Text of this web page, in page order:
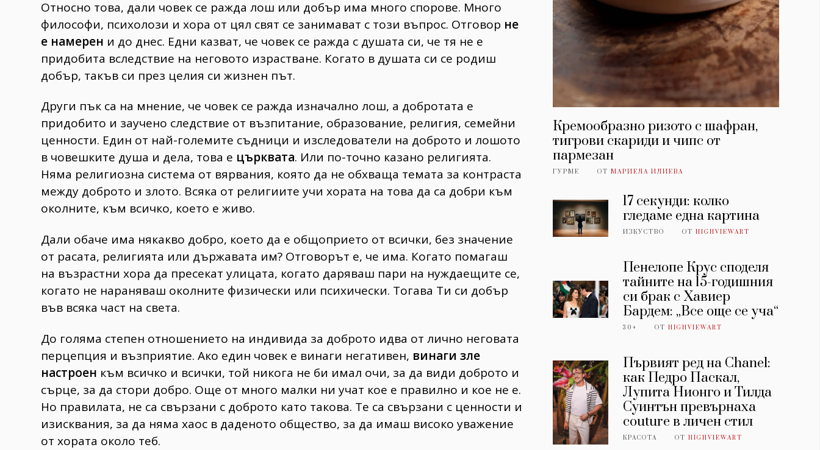
Относно това, дали човек се ражда лош или добър има много спорове. Много
философи, психолози и хора от цял свят се занимават с този въпрос. Отговор не
е намерен и до днес. Едни казват, че човек се ражда с душата си, че тя не е
придобита вследствие на неговото израстване. Когато в душата си се родиш
добър, такъв си през целия си жизнен път.
Други пък са на мнение, че човек се ражда изначално лош, а добротата е
придобито и заучено следствие от възпитание, образование, религия, семейни
ценности. Един от най-големите съдници и изследователи на доброто и лошото
в човешките душа и дела, това е църквата. Или по-точно казано религията.
Няма религиозна система от вярвания, която да не обхваща темата за контраста
между доброто и злото. Всяка от религиите учи хората на това да са добри към
околните, към всичко, което е живо.
Дали обаче има някакво добро, което да е общоприето от всички, без значение
от расата, религията или държавата им? Отговорът е, че има. Когато помагаш
на възрастни хора да пресекат улицата, когато даряваш пари на нуждаещите се,
когато не нараняваш околните физически или психически. Тогава Ти си добър
във всяка част на света.
До голяма степен отношението на индивида за доброто идва от лично неговата
перцепция и възприятие. Ако един човек е винаги негативен, винаги зле
настроен към всичко и всички, той никога не би имал очи, за да види доброто и
сърце, за да стори добро. Още от много малки ни учат кое е правилно и кое не е.
Но правилата, не са свързани с доброто като такова. Те са свързани с ценности и
изисквания, за да няма хаос в даденото общество, за да имаш високо уважение
от хората около теб.
Кремообразно ризото с шафран,
тигрови скариди и чипс от
пармезан
ГУРМЕ ОТ МАРИЕЛА ИЛИЕВА
17 секунди: колко
гледаме една картина
ИЗКУСТВО ОТHIGHVIEWART
Пенелопе Крус споделя
тайните на 15-годишния
си брак с Хавиер
Бардем: „Все още се уча“
30+ ОТHIGHVIEWART
Първият ред на Chanel:
как Педро Паскал,
Лупита Нионго и Тилда
Суинтън превърнаха
couture в личен стил
КРАСОТА ОТHIGHVIEWART